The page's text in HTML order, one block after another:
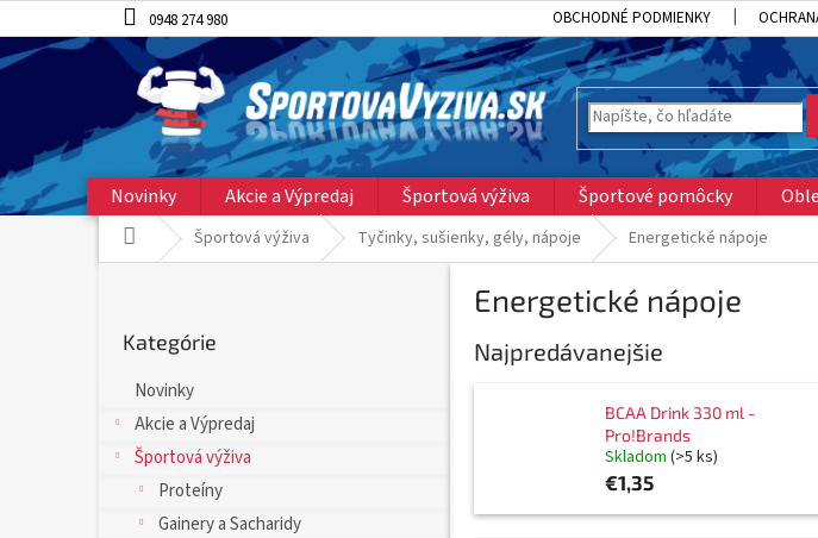
na
obsah
0948 274 980 OBCHODNÉ PODMIENKY
Novinky Akcie a Výpredaj Športová výživa Športové pomôcky
DomovŠportová výživa Tyčinky, sušienky, gély, nápoje Energetické nápoje
kategórie
Kategórie
Novinky
Akcie a Výpredaj
Športová výživa
Proteíny
Gainery a Sacharidy
Energetické nápoje
Najpredávanejšie
BCAA Drink 330 ml -
Pro!Brands
Skladom (>5 ks)
€1,35